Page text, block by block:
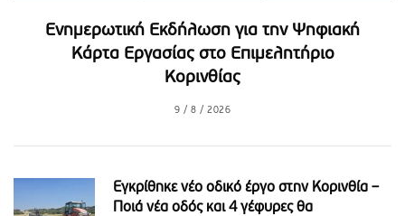
Ενημερωτική Εκδήλωση για την Ψηφιακή
Κάρτα Εργασίας στο Επιμελητήριο
Κορινθίας
9 / 8 / 2026
Εγκρίθηκε νέο οδικό έργο στην Κορινθία –
Ποιά νέα οδός και 4 γέφυρες θα